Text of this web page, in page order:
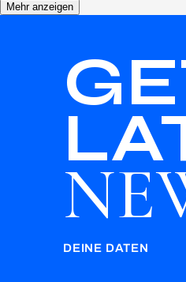
Mehr anzeigen
DEINE DATEN